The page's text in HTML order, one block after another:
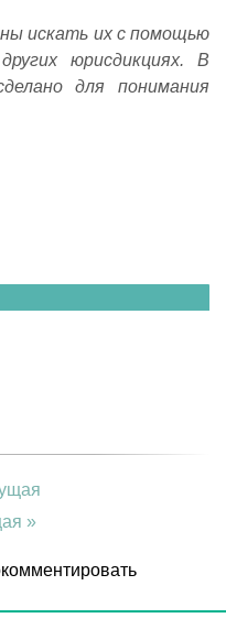
искать их с помощью
юрисдикциях. В
для понимания
»